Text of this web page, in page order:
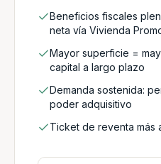
Beneficios fiscales
neta vía Vivienda
Mayor superficie =
capital a largo plazo
Demanda sostenida:
poder adquisitivo
Ticket de reventa más